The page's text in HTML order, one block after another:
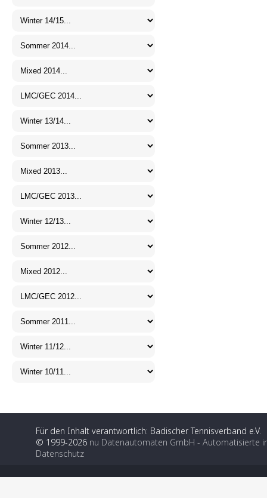
Für den Inhalt verantwortlich: Badischer Tennisverband e.V.
© 1999-2026 nu Datenautomaten GmbH - Automatisierte
Datenschutz